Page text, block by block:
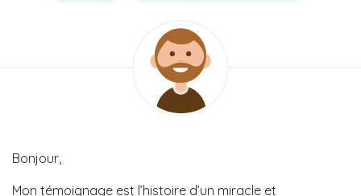
Bonjour,
Mon témoignage est l’histoire d’un miracle et